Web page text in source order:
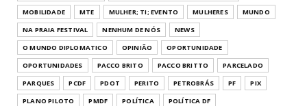
MOBILIDADE
MTE MULHER; TI; EVENTO MULHERES
MUNDO
NA PRAIA FESTIVAL
NENHUM DE NÓS
NEWS
O MUNDO DIPLOMATICO
OPINIÃO
OPORTUNIDADE
OPORTUNIDADES
PACCO BRITO PACCO BRITTO
PARCELADO
PARQUES
PCDF PDOT PERITO PETROBRÁS PF
PIX
PLANO PILOTO
PMDF POLÍTICA
POLÍTICA DF